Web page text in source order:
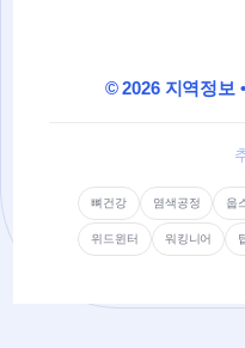
© 2026 지역정보
뼈건강 염색공정 웁
위드윈터 워킹니어